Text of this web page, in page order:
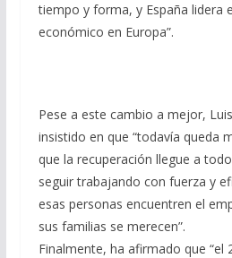
tiempo y forma, y España lidera
económico en Europa”.
Pese a este cambio a mejor,
insistido en que “todavía queda
que la recuperación llegue a
seguir trabajando con fuerza y
esas personas encuentren el
sus familias se merecen”.
Finalmente, ha afirmado que “el